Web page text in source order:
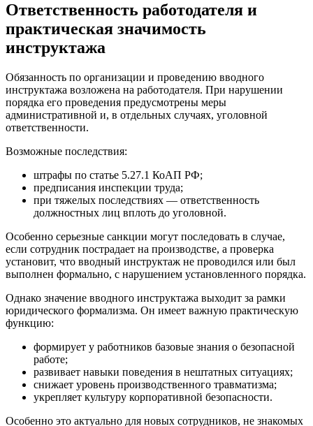
Ответственность работодателя и
практическая значимость
инструктажа
Обязанность по организации и проведению вводного
инструктажа возложена на работодателя. При нарушении
порядка его проведения предусмотрены меры
административной и, в отдельных случаях, уголовной
ответственности.
Возможные последствия:
штрафы по статье 5.27.1 КоАП РФ;
предписания инспекции труда;
при тяжелых последствиях — ответственность
должностных лиц вплоть до уголовной.
Особенно серьезные санкции могут последовать в случае,
если сотрудник пострадает на производстве, а проверка
установит, что вводный инструктаж не проводился или был
выполнен формально, с нарушением установленного порядка.
Однако значение вводного инструктажа выходит за рамки
юридического формализма. Он имеет важную практическую
функцию:
формирует у работников базовые знания о безопасной
работе;
развивает навыки поведения в нештатных ситуациях;
снижает уровень производственного травматизма;
укрепляет культуру корпоративной безопасности.
Особенно это актуально для новых сотрудников, не знакомых